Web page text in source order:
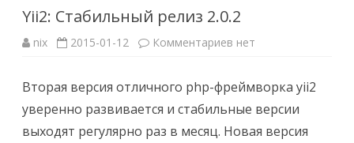
Yii2: Стабильный релиз 2.0.2
nix 2015-01-12 Комментариев к
релиз
2.0.2
нет
Вторая версия отличного php-фреймворка yii2
уверенно развивается и стабильные версии
выходят регулярно раз в месяц. Новая версия